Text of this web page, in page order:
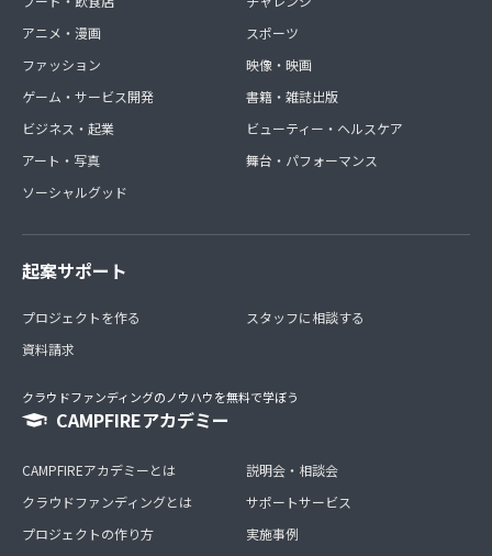
アニメ・漫画
ファッション
ゲーム・サービス開発
ビジネス・起業
アート・写真
ソーシャルグッド
スポーツ
映像・映画
書籍・雑誌出版
ビューティー・ヘルスケア
舞台・パフォーマンス
起案サポート
プロジェクトを作る
資料請求
スタッフに相談する
クラウドファンディングのノウハウを無料で学ぼう
CAMPFIREアカデミー
CAMPFIREアカデミーとは
クラウドファンディングとは
プロジェクトの作り方
説明会・相談会
サポートサービス
実施事例